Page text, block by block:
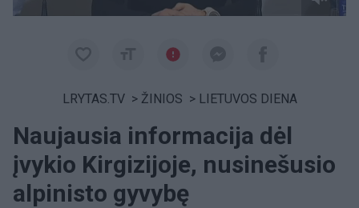
LRYTAS.TV > ŽINIOS > LIETUVOS DIENA
Naujausia informacija dėl
įvykio Kirgizijoje, nusinešusio
alpinisto gyvybę